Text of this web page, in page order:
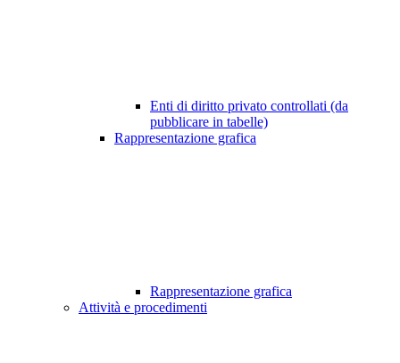
Enti di diritto privato controllati (da
pubblicare in tabelle)
Rappresentazione grafica
Rappresentazione grafica
Attività e procedimenti